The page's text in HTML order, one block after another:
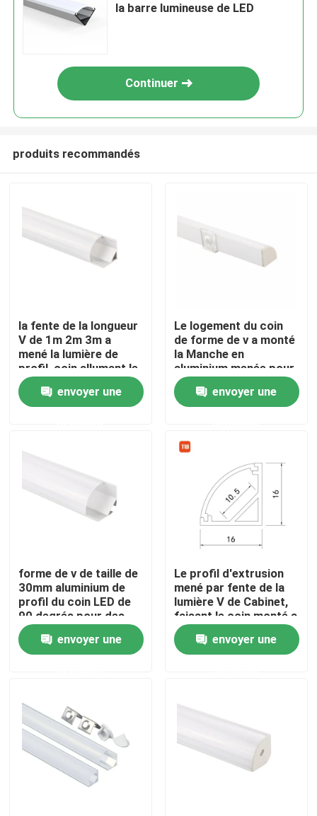
Maison
Au sujet de nous
Contrôle de qualité
Contactez-nous
Profil monté extérieur de LED
Profils enfoncés de LED
la barre lumineuse de LED
Continuer
produits recommandés
la fente de la longueur
V de 1m 2m 3m a
mené la lumière de
profil, coin allumant le
profil mené
d'extrusionenvoyer une
Le logement du coin
de forme de v a monté
la Manche en
aluminium menée pour
la lumière de Cabinet
envoyer une
forme de v de taille de
30mm aluminium de
profil du coin LED de
90 degrés pour des
bandes de LED
envoyer une
Le profil d'extrusion
mené par fente de la
lumière V de Cabinet,
faisant le coin monté a
mené le profil
d'aluminium de bande
envoyer une